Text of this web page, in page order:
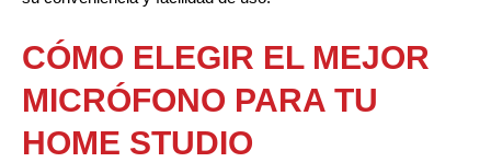
CÓMO ELEGIR EL MEJOR
MICRÓFONO PARA TU
HOME STUDIO